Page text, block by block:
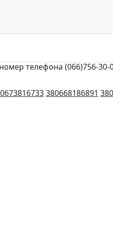
телефона (066)756-30-
380668186891